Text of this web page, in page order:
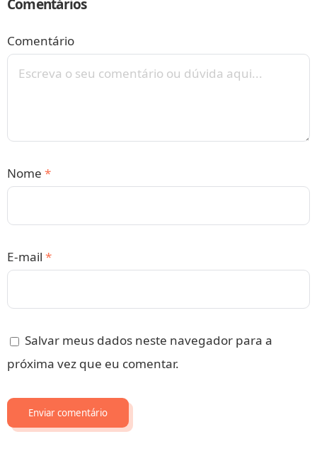
Comentários
Comentário
Nome *
E-mail *
Salvar meus dados neste navegador para a
próxima vez que eu comentar.